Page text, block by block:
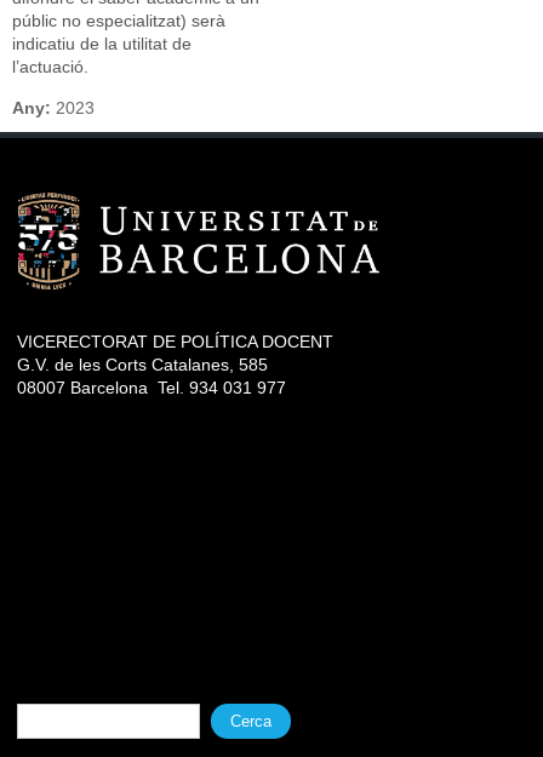
públic no especialitzat) serà
indicatiu de la utilitat de
l’actuació.
Any: 2023
VICERECTORAT DE POLÍTICA DOCENT
G.V. de les Corts Catalanes, 585
08007 Barcelona Tel. 934 031 977
Formulari de cerca
Cerca